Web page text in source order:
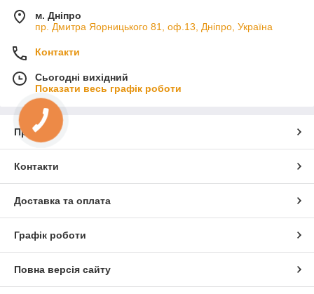
м. Дніпро
пр. Дмитра Яорницького 81, оф.13, Дніпро, Україна
Контакти
Сьогодні вихідний
Показати весь графік роботи
Про нас
Контакти
Доставка та оплата
Графік роботи
Повна версія сайту